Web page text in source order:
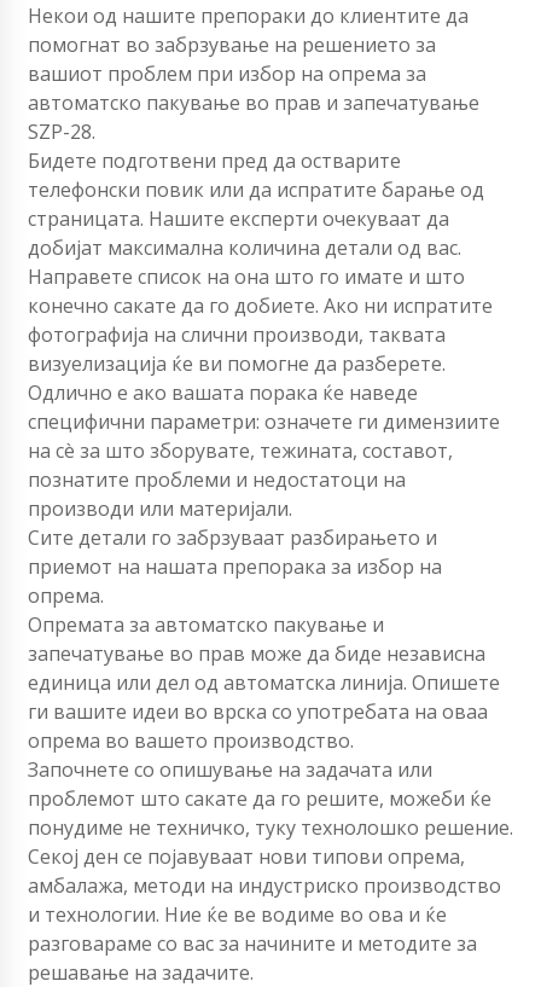
Некои од нашите препораки до клиентите да
помогнат во забрзување на решението за
вашиот проблем при избор на опрема за
автоматско пакување во прав и запечатување
SZP-28.
Бидете подготвени пред да остварите
телефонски повик или да испратите барање од
страницата. Нашите експерти очекуваат да
добијат максимална количина детали од вас.
Направете список на она што го имате и што
конечно сакате да го добиете. Ако ни испратите
фотографија на слични производи, таквата
визуелизација ќе ви помогне да разберете.
Одлично е ако вашата порака ќе наведе
специфични параметри: означете ги димензиите
на сè за што зборувате, тежината, составот,
познатите проблеми и недостатоци на
производи или материјали.
Сите детали го забрзуваат разбирањето и
приемот на нашата препорака за избор на
опрема.
Опремата за автоматско пакување и
запечатување во прав може да биде независна
единица или дел од автоматска линија. Опишете
ги вашите идеи во врска со употребата на оваа
опрема во вашето производство.
Започнете со опишување на задачата или
проблемот што сакате да го решите, можеби ќе
понудиме не техничко, туку технолошко решение.
Секој ден се појавуваат нови типови опрема,
амбалажа, методи на индустриско производство
и технологии. Ние ќе ве водиме во ова и ќе
разговараме со вас за начините и методите за
решавање на задачите.